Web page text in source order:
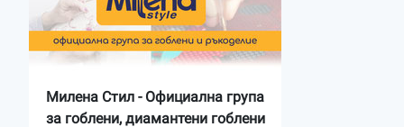
Милена Стил - Официална група
за гоблени, диамантени гоблени